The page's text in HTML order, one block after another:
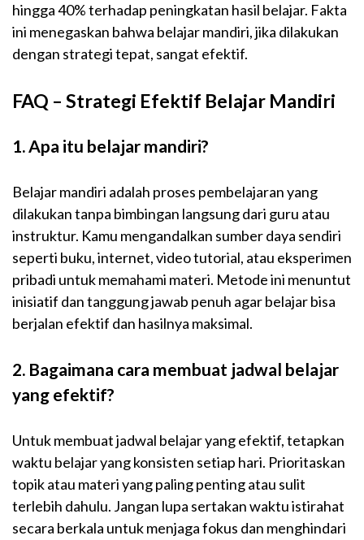
hingga 40% terhadap peningkatan hasil belajar. Fakta
ini menegaskan bahwa belajar mandiri, jika dilakukan
dengan strategi tepat, sangat efektif.
FAQ – Strategi Efektif Belajar Mandiri
1. Apa itu belajar mandiri?
Belajar mandiri adalah proses pembelajaran yang
dilakukan tanpa bimbingan langsung dari guru atau
instruktur. Kamu mengandalkan sumber daya sendiri
seperti buku, internet, video tutorial, atau eksperimen
pribadi untuk memahami materi. Metode ini menuntut
inisiatif dan tanggung jawab penuh agar belajar bisa
berjalan efektif dan hasilnya maksimal.
2. Bagaimana cara membuat jadwal belajar
yang efektif?
Untuk membuat jadwal belajar yang efektif, tetapkan
waktu belajar yang konsisten setiap hari. Prioritaskan
topik atau materi yang paling penting atau sulit
terlebih dahulu. Jangan lupa sertakan waktu istirahat
secara berkala untuk menjaga fokus dan menghindari